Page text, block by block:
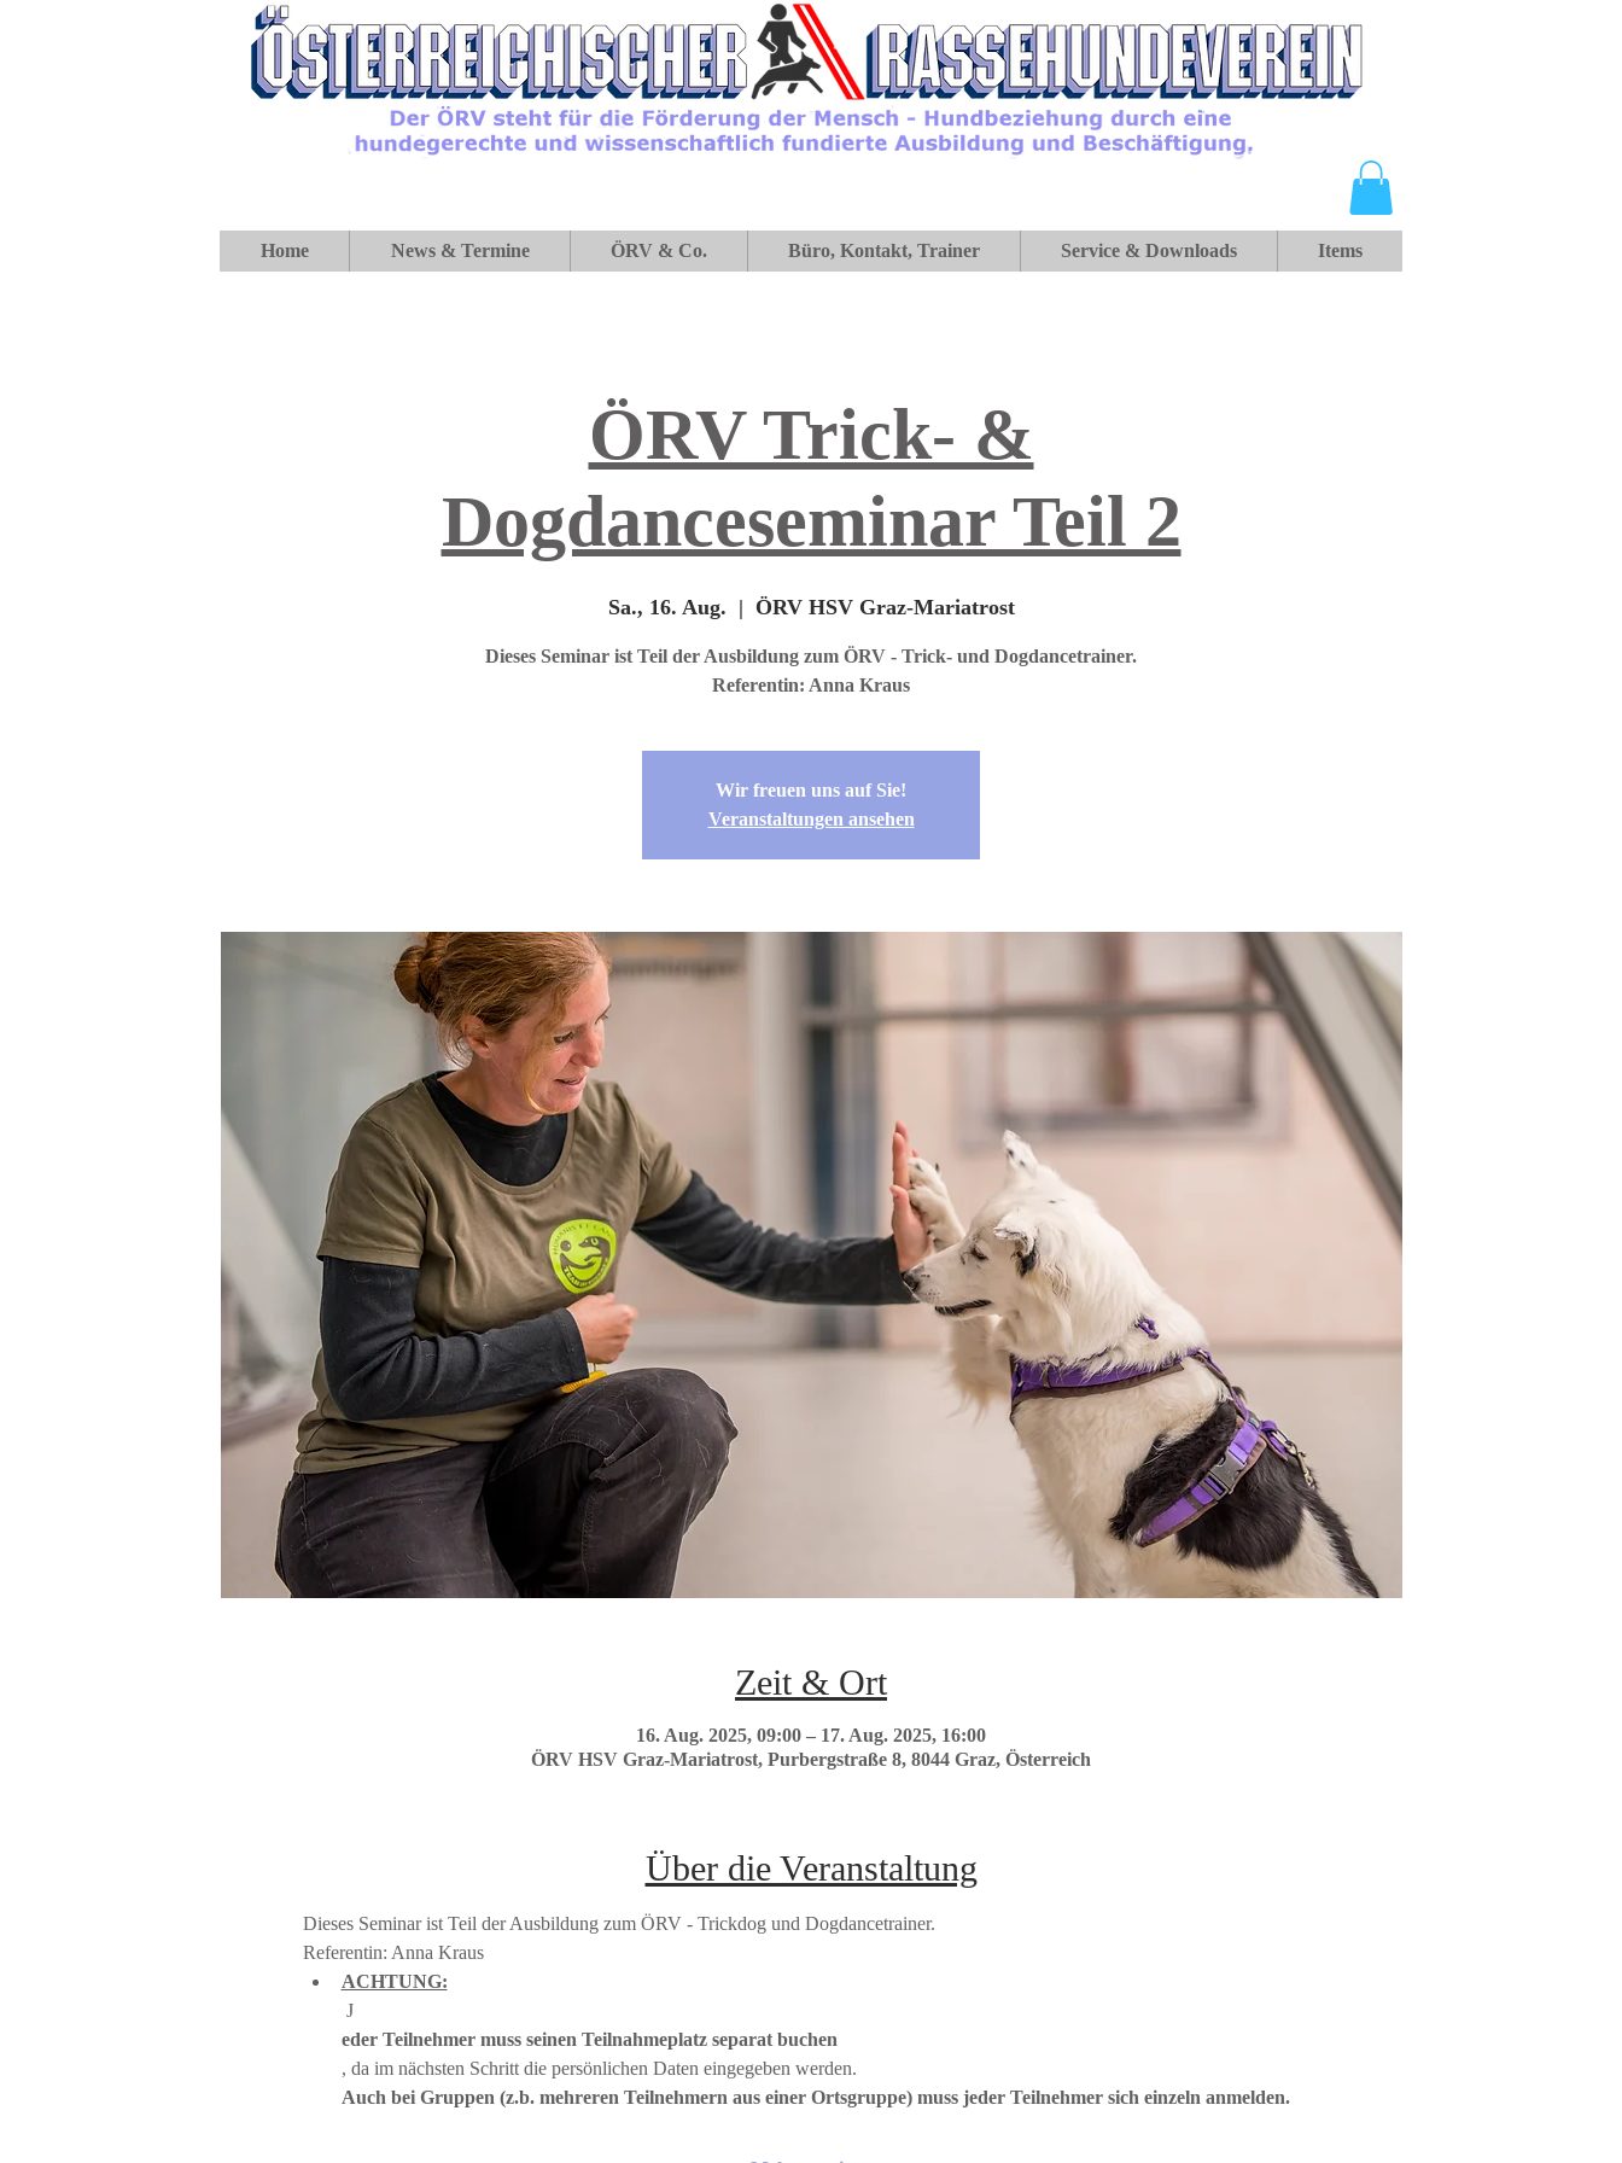
ÖRV Trick- &
Dogdanceseminar Teil 2
Sa., 16. Aug.
  |
ÖRV HSV Graz-Mariatrost
Dieses Seminar ist Teil der Ausbildung zum ÖRV - Trick- und Dogdancetrainer.
Referentin: Anna Kraus
Wir freuen uns auf Sie!
Veranstaltungen ansehen
Zeit & Ort
16. Aug. 2025, 09:00 – 17. Aug. 2025, 16:00
ÖRV HSV Graz-Mariatrost, Purbergstraße 8, 8044 Graz, Österreich
Über die Veranstaltung
Dieses Seminar ist Teil der Ausbildung zum ÖRV - Trickdog und Dogdancetrainer.
Referentin: Anna Kraus
ACHTUNG:
J
eder Teilnehmer muss seinen Teilnahmeplatz separat buchen
, da im nächsten Schritt die persönlichen Daten eingegeben werden.
Auch bei Gruppen (z.b. mehreren Teilnehmern aus einer Ortsgruppe) muss jeder Teilnehmer sich einzeln anmelden.
Home News & Termine ÖRV & Co. Büro, Kontakt, Trainer Service & Downloads Items